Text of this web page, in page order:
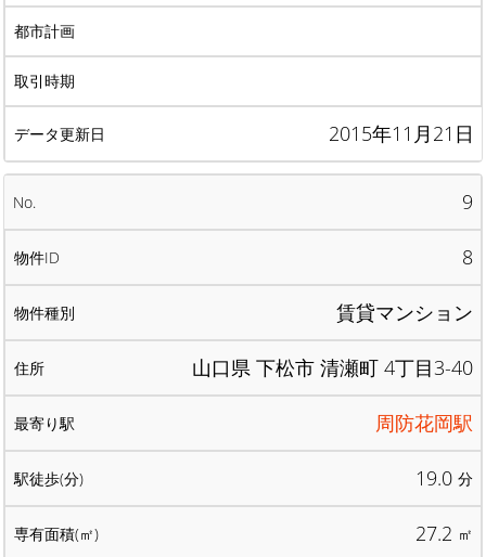
2015年11月21日
9
8
賃貸マンション
山口県 下松市 清瀬町 4丁目3-40
周防花岡駅
19.0 分
27.2 ㎡